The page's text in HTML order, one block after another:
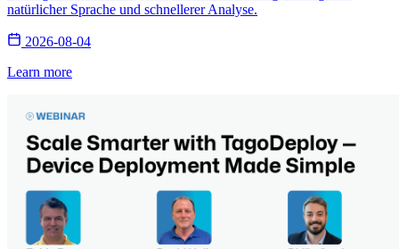
natürlicher Sprache und schnellerer Analyse.
2026-08-04
Learn more